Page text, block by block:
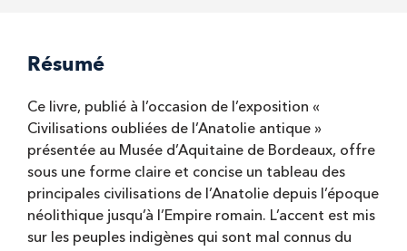
Résumé
Ce livre, publié à l’occasion de l’exposition «
Civilisations oubliées de l’Anatolie antique »
présentée au Musée d’Aquitaine de Bordeaux, offre
sous une forme claire et concise un tableau des
principales civilisations de l’Anatolie depuis l’époque
néolithique jusqu’à l’Empire romain. L’accent est mis
sur les peuples indigènes qui sont mal connus du